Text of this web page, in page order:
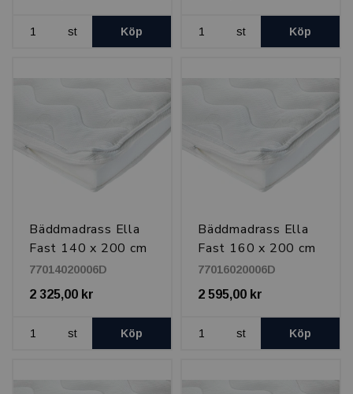
st Köp st Köp
Bäddmadrass Ella
Fast 140 x 200 cm
77014020006D
2 325,00 kr
st Köp
Bäddmadrass Ella
Fast 160 x 200 cm
77016020006D
2 595,00 kr
st Köp